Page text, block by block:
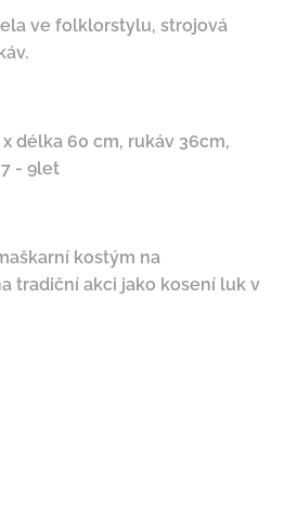
ve folklorstylu, strojová
délka 60 cm, rukáv 36cm,
- 9let
kostým na
tradiční akci jako kosení luk v